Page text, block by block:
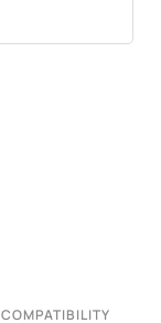
COMPATIBILITY